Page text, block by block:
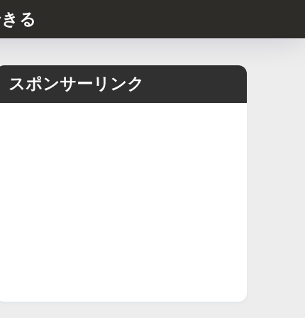
る
スポンサーリンク